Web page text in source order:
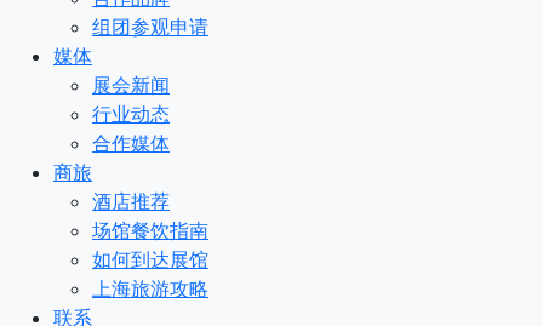
组团参观申请
媒体
展会新闻
行业动态
合作媒体
商旅
酒店推荐
场馆餐饮指南
如何到达展馆
上海旅游攻略
联系